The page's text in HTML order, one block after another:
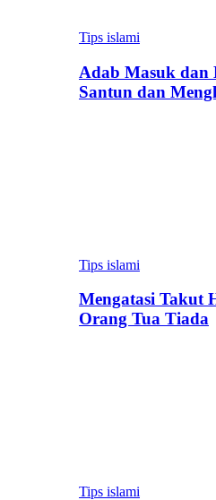
Tips islami
Adab Masuk dan
Santun dan
Tips islami
Mengatasi Takut
Orang Tua Tiada
Tips islami